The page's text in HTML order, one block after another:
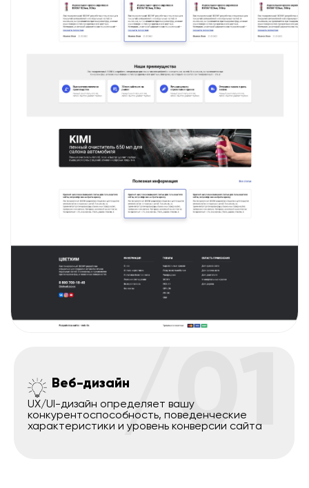
/01
Веб-дизайн
UX/UI-дизайн определяет вашу
конкурентоспособность, поведенческие
характеристики и уровень конверсии сайта